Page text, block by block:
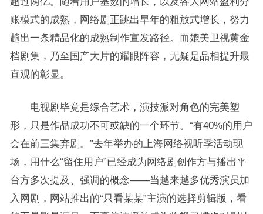
账模式的成熟，网络剧正跳出早年的粗放式增长，努力
趟出一条精品化的成熟制作宣发路径。而媲美卫视黄金
档剧集，乃至国产大片的耀眼阵容，无疑是品相提升最
直观的彰显。
电视剧毕竟是综合艺术，演技派对角色的完美塑
形，只是作品成功不可或缺的一个环节。“有40%的用户
会在前三集弃剧。”去年举办的上海网络视听季活动现
场，用什么“留住用户”已经成为网络剧创作方与播出平
台方多次提及、强调的概念——当越来越多优秀演员加
入网剧，网站推出的“只看某某”主演的选择剪辑版，看